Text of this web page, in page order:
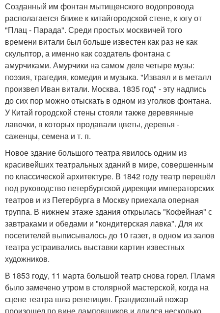
Созданный им фонтан мытищенского водопровода
располагается ближе к китайгородской стене, к югу от
"Плац - Парада". Среди простых москвичей того
времени витали был больше известен как раз не как
скульптор, а именно как создатель фонтана с
амурчиками. Амурчики на самом деле четыре музы:
поэзия, трагедия, комедия и музыка. "Изваял и в металл
произвел Иван витали. Москва. 1835 год" - эту надпись
до сих пор можно отыскать в одном из уголков фонтана.
У Китай городской стены стояли также деревянные
лавочки, в которых продавали цветы, деревья -
саженцы, семена и т. п.
Новое здание большого театра явилось одним из
красивейших театральных зданий в мире, совершенным
по классической архитектуре. В 1842 году театр перешёл
под руководство петербургской дирекции императорских
театров и из Петербурга в Москву приехала оперная
труппа. В нижнем этаже здания открылась "Кофейная" с
завтраками и обедами и "кондитерская лавка". Для их
посетителей выписывалось до 10 газет, в одном из залов
театра устраивались выставки картин известных
художников.
В 1853 году, 11 марта большой театр снова горел. Пламя
было замечено утром в столярной мастерской, когда на
сцене театра шла репетиция. Грандиозный пожар